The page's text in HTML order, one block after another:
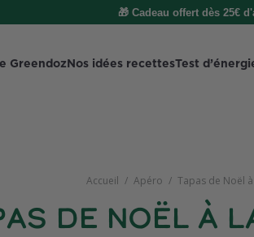
🚚 Livraison gratuite dès 49€
GreendozNos idées recettesTest
Accueil / Apéro / Tapas de Noël
de Noël à